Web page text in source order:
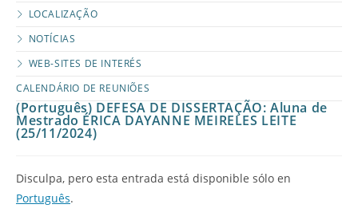
LOCALIZAÇÃO
NOTÍCIAS
WEB-SITES DE INTERÉS
CALENDÁRIO DE REUNIÕES
(Português) DEFESA DE DISSERTAÇÃO: Aluna de
Mestrado ÉRICA DAYANNE MEIRELES LEITE
(25/11/2024)
Disculpa, pero esta entrada está disponible sólo en
Português.